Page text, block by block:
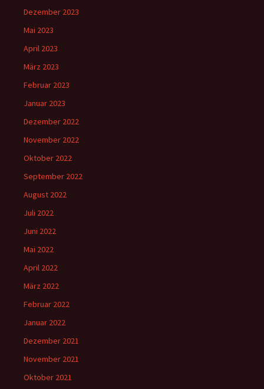
Dezember 2023
Mai 2023
April 2023
März 2023
Februar 2023
Januar 2023
Dezember 2022
November 2022
Oktober 2022
September 2022
August 2022
Juli 2022
Juni 2022
Mai 2022
April 2022
März 2022
Februar 2022
Januar 2022
Dezember 2021
November 2021
Oktober 2021